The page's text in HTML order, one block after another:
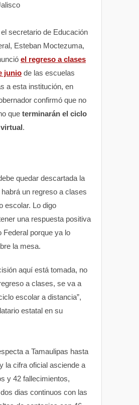
secretario de Educación
Esteban Moctezuma,
el regreso a clases
junio de las escuelas
a esta institución, en
confirmó que no
que terminarán el ciclo
.
quedar descartada la
habrá un regreso a clases
escolar. Lo digo
una respuesta positiva
Federal porque ya lo
la mesa.
aquí está tomada, no
a clases, se va a
escolar a distancia”,
estatal en su
a Tamaulipas hasta
la cifra oficial asciende a
y 42 fallecimientos,
dias continuos con las